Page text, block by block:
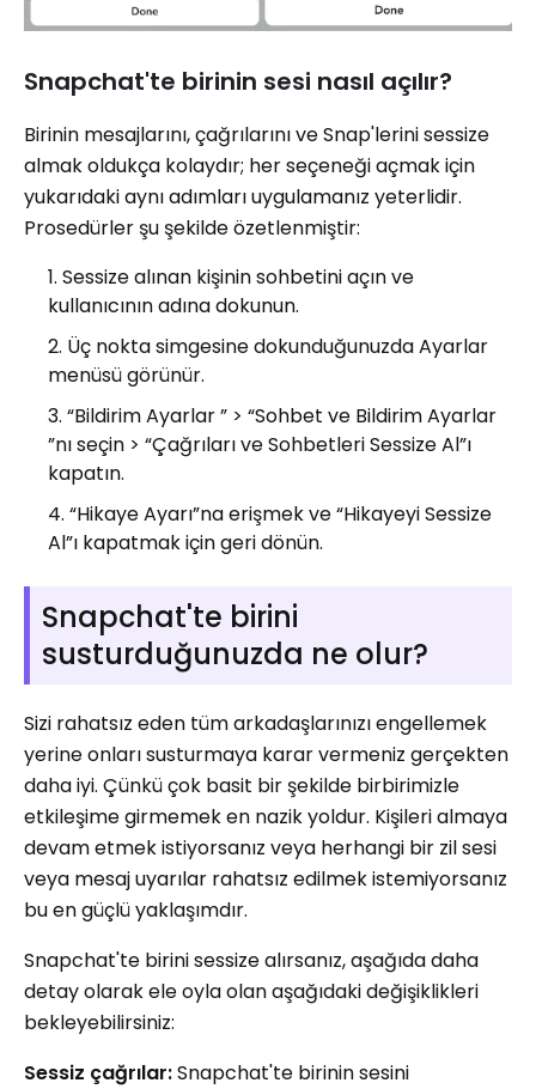
Snapchat'te birinin sesi nasıl açılır?
Birinin mesajlarını, çağrılarını ve Snap'lerini sessize
almak oldukça kolaydır; her seçeneği açmak için
yukarıdaki aynı adımları uygulamanız yeterlidir.
Prosedürler şu şekilde özetlenmiştir:
Sessize alınan kişinin sohbetini açın ve
kullanıcının adına dokunun.
Üç nokta simgesine dokunduğunuzda Ayarlar
menüsü görünür.
“Bildirim Ayarlar ” > “Sohbet ve Bildirim Ayarlar
”nı seçin > “Çağrıları ve Sohbetleri Sessize Al”ı
kapatın.
“Hikaye Ayarı”na erişmek ve “Hikayeyi Sessize
Al”ı kapatmak için geri dönün.
Snapchat'te birini
susturduğunuzda ne olur?
Sizi rahatsız eden tüm arkadaşlarınızı engellemek
yerine onları susturmaya karar vermeniz gerçekten
daha iyi. Çünkü çok basit bir şekilde birbirimizle
etkileşime girmemek en nazik yoldur. Kişileri almaya
devam etmek istiyorsanız veya herhangi bir zil sesi
veya mesaj uyarılar rahatsız edilmek istemiyorsanız
bu en güçlü yaklaşımdır.
Snapchat'te birini sessize alırsanız, aşağıda daha
detay olarak ele oyla olan aşağıdaki değişiklikleri
bekleyebilirsiniz:
Sessiz çağrılar:Snapchat'te birinin sesini